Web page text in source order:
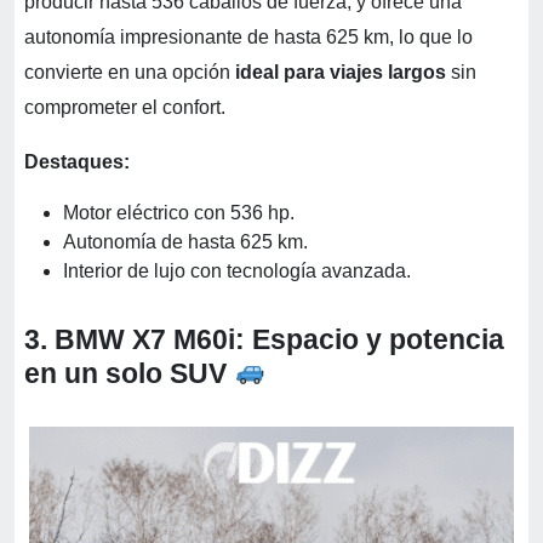
autonomía impresionante de hasta 625 km, lo que lo
convierte en una opción ideal para viajes largos sin
comprometer el confort.
Destaques:
Motor eléctrico con 536 hp.
Autonomía de hasta 625 km.
Interior de lujo con tecnología avanzada.
3. BMW X7 M60i: Espacio y potencia
en un solo SUV